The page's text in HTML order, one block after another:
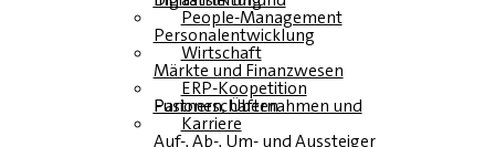
People-Management
Personalentwicklung
Wirtschaft
Märkte und Finanzwesen
ERP-Koopetition
Fusionen, Übernahmen und Partnerschaften
Karriere
Auf-, Ab-, Um- und Aussteiger